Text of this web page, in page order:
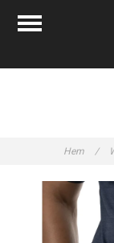
Hem /